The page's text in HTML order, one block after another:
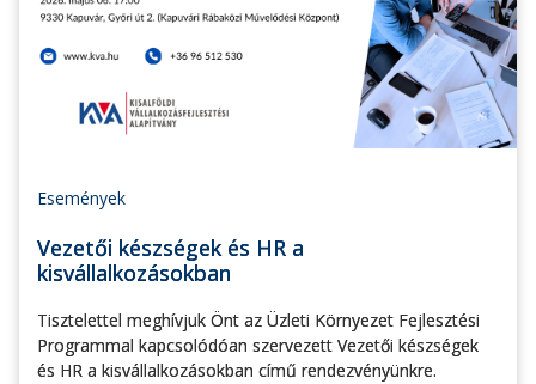
Események
Vezetői készségek és HR a
kisvállalkozásokban
Tisztelettel meghívjuk Önt az Üzleti Környezet Fejlesztési
Programmal kapcsolódóan szervezett Vezetői készségek
és HR a kisvállalkozásokban című rendezvényünkre.